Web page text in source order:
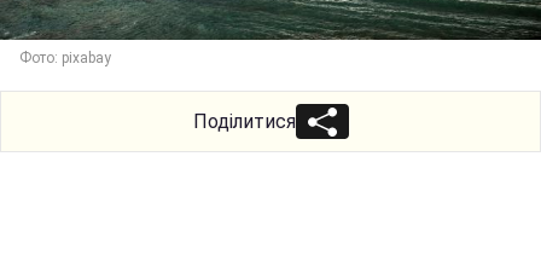
Фото: pixabay
Поділитися